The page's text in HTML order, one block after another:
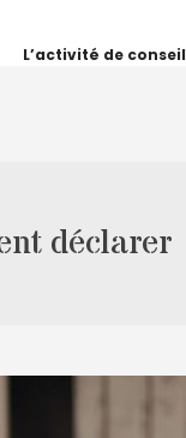
L’activité de conseil
déclarer